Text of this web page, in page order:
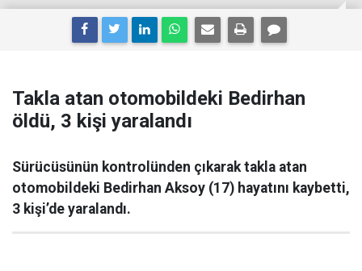
Takla atan otomobildeki Bedirhan
öldü, 3 kişi yaralandı
Sürücüsünün kontrolünden çıkarak takla atan
otomobildeki Bedirhan Aksoy (17) hayatını kaybetti,
3 kişi’de yaralandı.